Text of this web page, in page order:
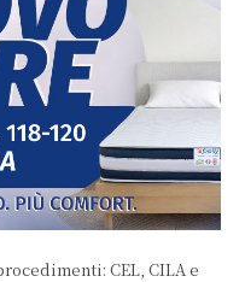
CEL, CILA e